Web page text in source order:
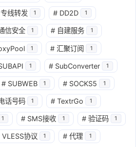
专线转发 1 # DD2D 1
信安全 1 # 自建服务 1
1 # 汇聚订阅 1
1 # SubConverter 1
# SUBWEB 1 # SOCKS5 1
话号码 1 # TextrGo 1
1 # SMS接收 1 # 验证码 1
VLESS协议 1 # 代理 1